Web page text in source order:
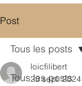
Post
Tous les posts
Tous les posts
loicfilibert
23 sept. 2024